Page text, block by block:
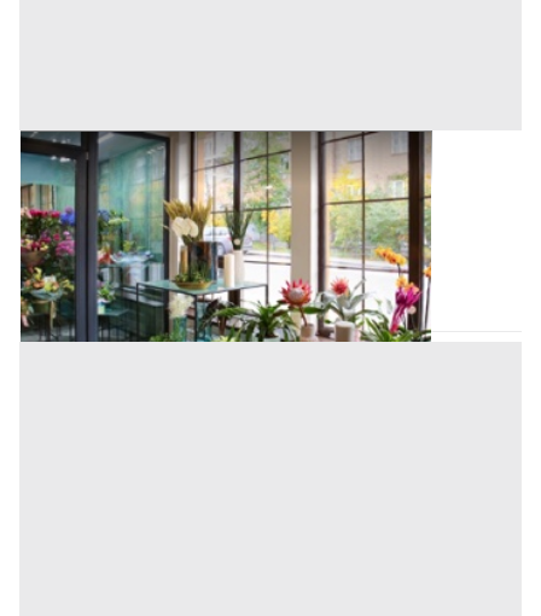
Negozi, Botteghe all'asta a Padova
Ponte San Nicolò (Padova)
Offerta minima
168.750 € 225.000 €
Codice asta: AI3262445
Asta chiusa